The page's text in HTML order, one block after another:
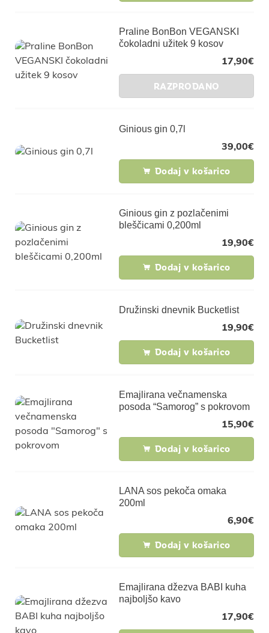
Praline BonBon VEGANSKI
čokoladni užitek 9 kosov
17,90€
RAZPRODANO
Ginious gin 0,7l
39,00€
Dodaj v košarico
Ginious gin z pozlačenimi
bleščicami 0,200ml
19,90€
Dodaj v košarico
Družinski dnevnik Bucketlist
19,90€
Dodaj v košarico
Emajlirana večnamenska
posoda “Samorog” s pokrovom
15,90€
Dodaj v košarico
LANA sos pekoča omaka
200ml
6,90€
Dodaj v košarico
Emajlirana džezva BABI kuha
najboljšo kavo
17,90€